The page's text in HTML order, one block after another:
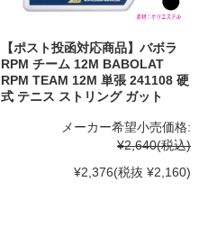
【ポスト投函対応商品】バボラ
RPM チーム 12M BABOLAT
RPM TEAM 12M 単張 241108 硬
式 テニス ストリング ガット
メーカー希望小売価格:
¥2,640(税込)
¥2,376(税抜 ¥2,160)